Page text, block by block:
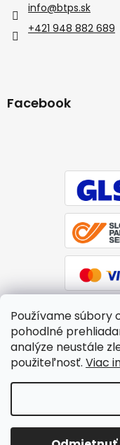
Používame súbory
pohodlné
analýze neustále
použiteľnosť. Viac
info@btps.sk
+421 948 882 689
Facebook
Copyright 2026